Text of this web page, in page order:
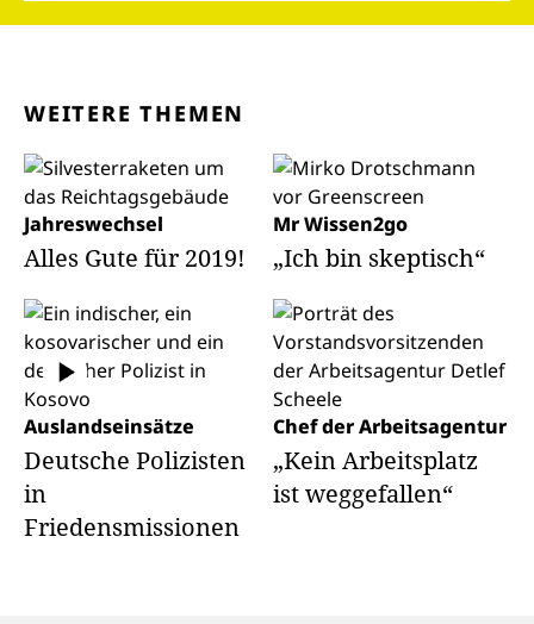
WEITERE THEMEN
Jahreswechsel
Alles Gute für 2019!
Mr Wissen2go
„Ich bin skeptisch“
Auslandseinsätze
Deutsche Polizisten
in
Friedensmissionen
Chef der Arbeitsagentur
„Kein Arbeitsplatz
ist weggefallen“